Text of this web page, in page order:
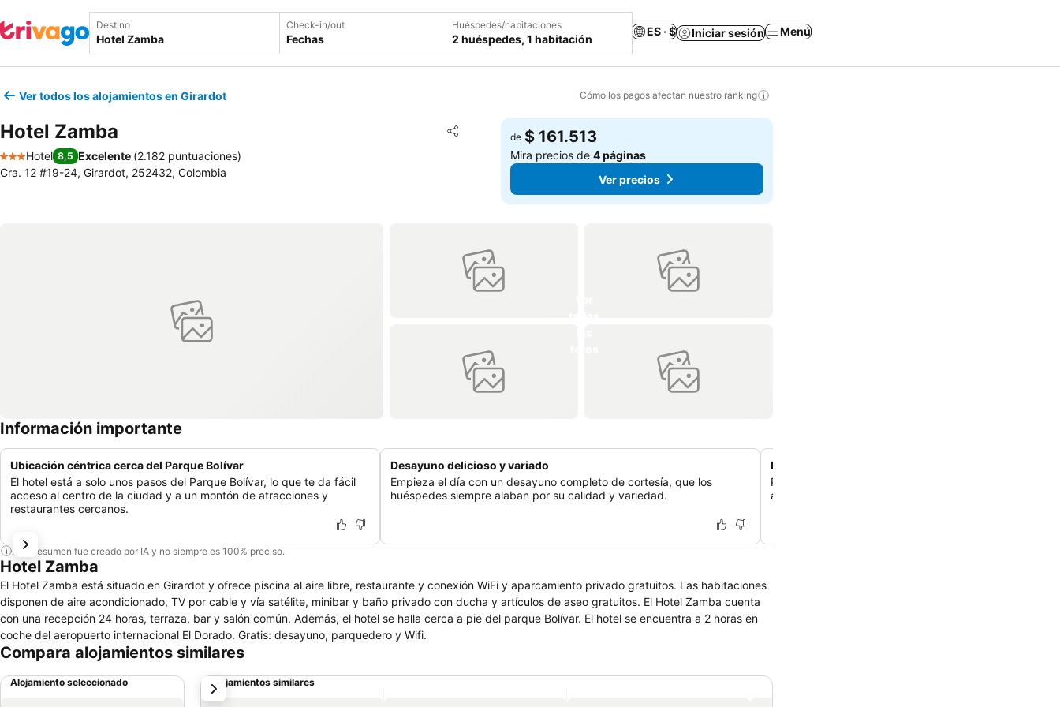
Destino Check-in/out
Fechas
Huéspedes/habitaciones
2 huéspedes, 1 habitación
ES · $ Iniciar sesión Menú
Ver todos los alojamientos en Girardot Cómo los pagos afectan nuestro ranking
Hotel Zamba Compartir
Agregar a favoritos
3 Estrellas
Hotel 8,5 Excelente (2.182 puntuaciones)
Cra. 12 #19-24, Girardot, 252432, Colombia
de $ 161.513
Mira precios de4 páginas
Ver precios
Información importante
Ubicación céntrica cerca del Parque Bolívar
El hotel está a solo unos pasos del Parque Bolívar, lo que te da fácil
acceso al centro de la ciudad y a un montón de atracciones y
restaurantes cercanos.
Desayuno delicioso y variado
Empieza el día con un desayuno completo de cortesía, que los
huéspedes siempre alaban por su calidad y variedad.
Piscina exterior para relajarte
Puedes disfrutar de una refrescante piscina exterior,
agradable para descansar y desconectar durante tu
Este resumen fue creado por IA y no siempre es 100% preciso.
Hotel Zamba
El Hotel Zamba está situado en Girardot y ofrece piscina al aire libre, restaurante y conexión WiFi y aparcamiento privado gratuitos. Las habitaciones
disponen de aire acondicionado, TV por cable y vía satélite, minibar y baño privado con ducha y artículos de aseo gratuitos. El Hotel Zamba cuenta
con una recepción 24 horas, terraza, bar y salón común. Además, el hotel se halla cerca a pie del parque Bolívar. El hotel se encuentra a 2 horas en
coche del aeropuerto internacional El Dorado. Gratis: desayuno, parquedero y Wifi.
Compara alojamientos similares
Alojamiento seleccionado Alojamientos similares
siguiente